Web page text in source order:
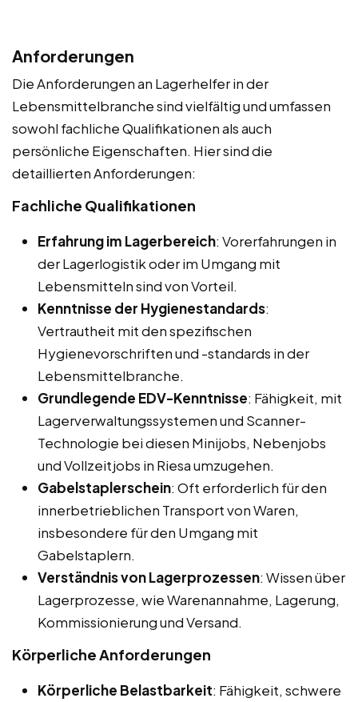
Anforderungen
Die Anforderungen an Lagerhelfer in der
Lebensmittelbranche sind vielfältig und umfassen
sowohl fachliche Qualifikationen als auch
persönliche Eigenschaften. Hier sind die
detaillierten Anforderungen:
Fachliche Qualifikationen
Erfahrung im Lagerbereich: Vorerfahrungen in
der Lagerlogistik oder im Umgang mit
Lebensmitteln sind von Vorteil.
Kenntnisse der Hygienestandards:
Vertrautheit mit den spezifischen
Hygienevorschriften und -standards in der
Lebensmittelbranche.
Grundlegende EDV-Kenntnisse: Fähigkeit, mit
Lagerverwaltungssystemen und Scanner-
Technologie bei diesen Minijobs, Nebenjobs
und Vollzeitjobs in Riesa umzugehen.
Gabelstaplerschein: Oft erforderlich für den
innerbetrieblichen Transport von Waren,
insbesondere für den Umgang mit
Gabelstaplern.
Verständnis von Lagerprozessen: Wissen über
Lagerprozesse, wie Warenannahme, Lagerung,
Kommissionierung und Versand.
Körperliche Anforderungen
Körperliche Belastbarkeit: Fähigkeit, schwere